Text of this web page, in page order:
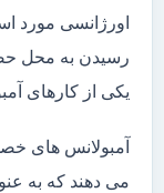
اورژانسی مورد
رسیدن به محل
یکی از کارهای
آمبولانس های
می دهند که به